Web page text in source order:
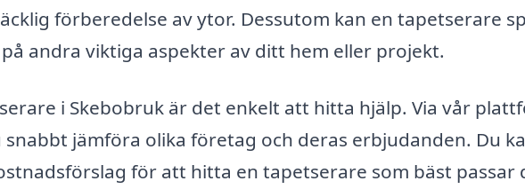
förberedelse av ytor. Dessutom kan en tapetserare
andra viktiga aspekter av ditt hem eller projekt.
i Skebobruk är det enkelt att hitta hjälp. Via vår
jämföra olika företag och deras erbjudanden. Du
för att hitta en tapetserare som bäst passar